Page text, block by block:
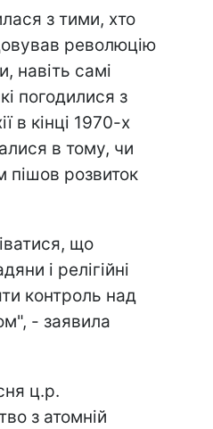
з тими, хто
революцію
навіть самі
погодилися з
в кінці 1970-х
в тому, чи
розвиток
що
і релігійні
контроль над
- заявила
ц.р.
з атомній